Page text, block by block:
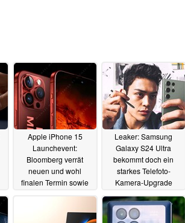
Apple iPhone 15
Launchevent:
Bloomberg verrät
neuen und wohl
finalen Termin sowie
09.08.2023
Leaker: Samsung
Galaxy S24 Ultra
bekommt doch ein
starkes Telefoto-
Kamera-Upgrade
09.08.2023